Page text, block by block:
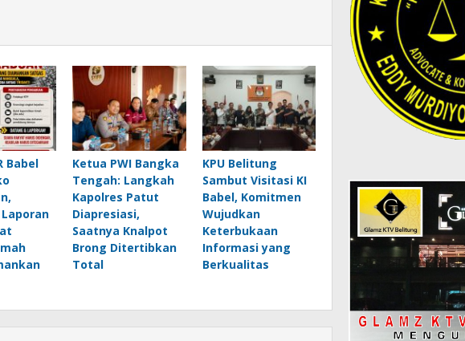
Babel
Ketua PWI Bangka
Tengah: Langkah
Kapolres Patut
Diapresiasi,
Saatnya Knalpot
Brong Ditertibkan
Total
KPU Belitung
Sambut Visitasi KI
Babel, Komitmen
Wujudkan
Keterbukaan
Informasi yang
Berkualitas